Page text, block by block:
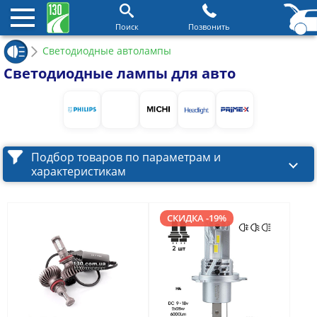
Поиск Позвонить
Светодиодные автолампы
Светодиодные лампы для авто
Подбор товаров по параметрам и
характеристикам
СКИДКА -19%